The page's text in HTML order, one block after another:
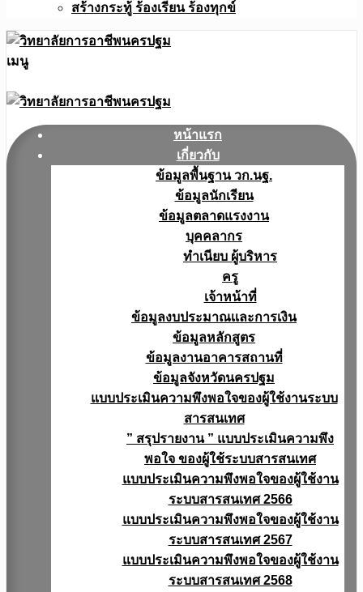
สร้างกระทู้ ร้องเรียน ร้องทุกข์
เมนู
หน้าแรก
เกี่ยวกับ
ข้อมูลพื้นฐาน วก.นฐ.
ข้อมูลนักเรียน
ข้อมูลตลาดแรงงาน
บุคคลากร
ทำเนียบ ผู้บริหาร
ครู
เจ้าหน้าที่
ข้อมูลงบประมาณเเละการเงิน
ข้อมูลหลักสูตร
ข้อมูลงานอาคารสถานที่
ข้อมูลจังหวัดนครปฐม
แบบประเมินความพึงพอใจของผู้ใช้งานระบบ
สารสนเทศ
” สรุปรายงาน ” แบบประเมินความพึง
พอใจ ของผู้ใช้ระบบสารสนเทศ
แบบประเมินความพึงพอใจของผู้ใช้งาน
ระบบสารสนเทศ 2566
แบบประเมินความพึงพอใจของผู้ใช้งาน
ระบบสารสนเทศ 2567
แบบประเมินความพึงพอใจของผู้ใช้งาน
ระบบสารสนเทศ 2568